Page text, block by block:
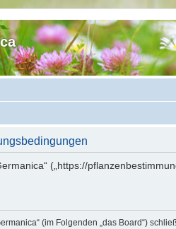
(„https://
(im Folgenden „das Board“)